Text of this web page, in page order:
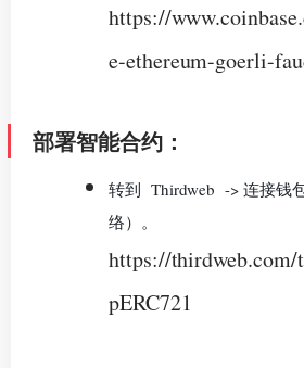
https://
e-ethereum-goerli-
部署智能合约：
转到 Thirdweb -> 连接钱
络）。
https://
pERC721